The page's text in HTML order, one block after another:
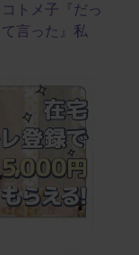
トメ子『だっ
言った』私